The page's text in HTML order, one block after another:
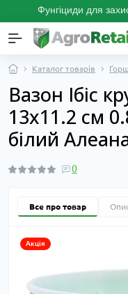
Фунгіциди для
Каталог товарів
Вазон Ібіс
13х11.2 см
білий
0
Все про товар
Акція